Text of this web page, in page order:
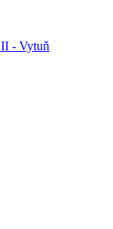
- Vytuň